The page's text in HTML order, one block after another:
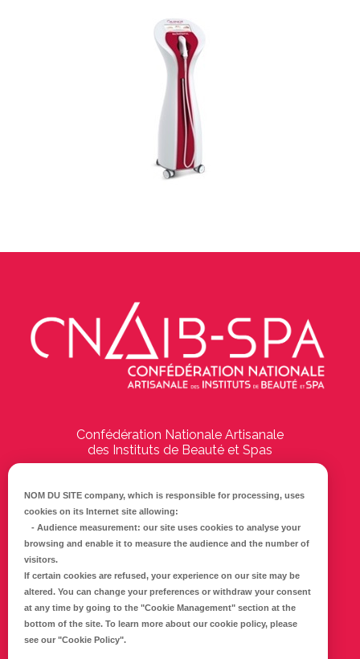
Confédération Nationale Artisanale
des Instituts de Beauté et Spas
17000 La Rochelle
Tél :05 46 41 69 79
CONTACTEZ-NOUS
NOM DU SITE company, which is responsible for processing, uses
cookies on its Internet site allowing:
- Audience measurement: our site uses cookies to analyse your
browsing and enable it to measure the audience and the number of
visitors.
If certain cookies are refused, your experience on our site may be
altered. You can change your preferences or withdraw your consent
at any time by going to the "Cookie Management" section at the
bottom of the site. To learn more about our cookie policy, please
see our "Cookie Policy".